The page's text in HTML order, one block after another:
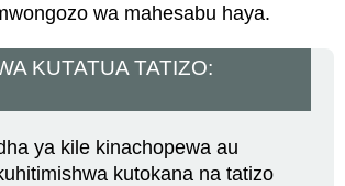
wa mahesabu haya.
KUTATUA TATIZO:
ya kile kinachopewa au
kutokana na tatizo